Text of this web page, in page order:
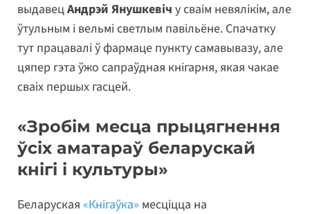
выдавецАндрэй Янушкевіч у сваім невялікім, але
ўтульным і вельмі светлым павільёне. Спачатку
тут працавалі ў фармаце пункту самавывазу, але
цяпер гэта ўжо сапраўдная кнігарня, якая чакае
сваіх першых гасцей.
«Зробім месца прыцягнення
ўсіх аматараў беларускай
кнігі і культуры»
Беларуская «Кнігаўка» месціцца на